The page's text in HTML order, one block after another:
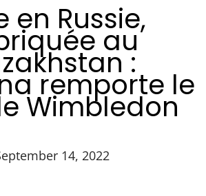
en Russie,
au
:
remporte le
Wimbledon
14, 2022